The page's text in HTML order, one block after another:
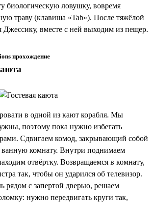
биологическую ловушку, вовремя
траву (клавиша «Tab»). После тяжёлой
вместе с ней выходим из пещер.
прохождение
в одной из кают корабля. Мы
поэтому пока нужно избегать
Сдвигаем комод, закрывающий собой
ванную комнату. Внутри поднимаем
отвёртку. Возвращаемся в комнату,
так, чтобы он ударился об телевизор.
рядом с запертой дверью, решаем
нужно передвигать круги так,